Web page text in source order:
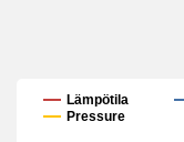
Lämpötila
Pressure